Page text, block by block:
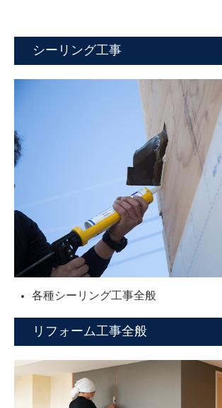
シーリング工事
各種シーリング工事全般
リフォーム工事全般